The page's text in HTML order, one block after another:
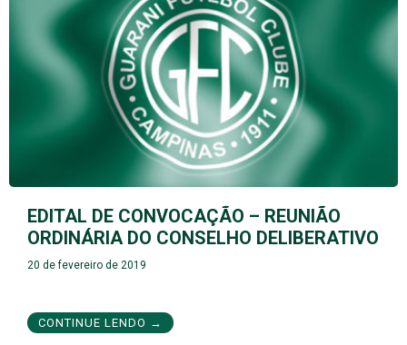
EDITAL DE CONVOCAÇÃO – REUNIÃO
ORDINÁRIA DO CONSELHO DELIBERATIVO
20 de fevereiro de 2019
CONTINUE LENDO →